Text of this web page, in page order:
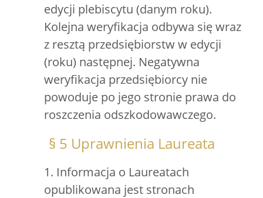
edycji plebiscytu (danym roku).
Kolejna weryfikacja odbywa się wraz
z resztą przedsiębiorstw w edycji
(roku) następnej. Negatywna
weryfikacja przedsiębiorcy nie
powoduje po jego stronie prawa do
roszczenia odszkodowawczego.
§ 5 Uprawnienia Laureata
1. Informacja o Laureatach
opublikowana jest stronach